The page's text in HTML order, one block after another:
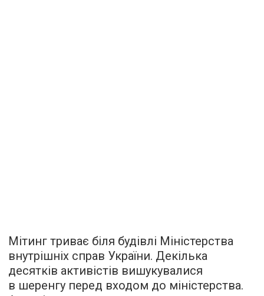
Мітинг триває біля будівлі Міністерства
внутрішніх справ України. Декілька
десятків активістів вишукувалися
в шеренгу перед входом до міністерства.